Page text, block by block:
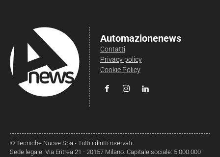
Automazionenews
Contatti
Privacy policy
Cookie Policy
© Tecniche Nuove Spa • Tutti i diritti riservati.
Sede legale: Via Eritrea 21 - 20157 Milano. Capitale sociale: 5.000.000